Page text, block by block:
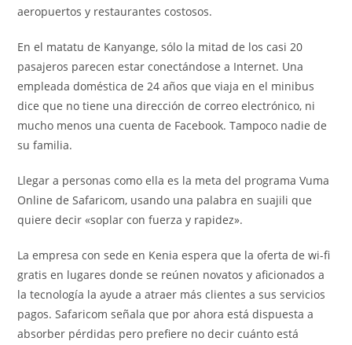
aeropuertos y restaurantes costosos.
En el matatu de Kanyange, sólo la mitad de los casi 20
pasajeros parecen estar conectándose a Internet. Una
empleada doméstica de 24 años que viaja en el minibus
dice que no tiene una dirección de correo electrónico, ni
mucho menos una cuenta de Facebook. Tampoco nadie de
su familia.
Llegar a personas como ella es la meta del programa Vuma
Online de Safaricom, usando una palabra en suajili que
quiere decir «soplar con fuerza y rapidez».
La empresa con sede en Kenia espera que la oferta de wi-fi
gratis en lugares donde se reúnen novatos y aficionados a
la tecnología la ayude a atraer más clientes a sus servicios
pagos. Safaricom señala que por ahora está dispuesta a
absorber pérdidas pero prefiere no decir cuánto está